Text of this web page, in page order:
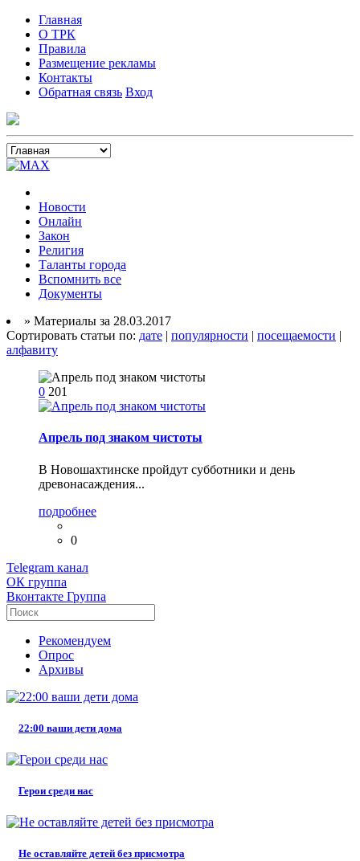
Главная
О ТРК
Правила
Размещение рекламы
Контакты
Обратная связь Вход
Новости
Онлайн
Закон
Религия
Таланты города
Вспомнить все
Документы
» Материалы за 28.03.2017
Сортировать статьи по: дате | популярности | посещаемости |
алфавиту
0 201
Апрель под знаком чистоты
В Новошахтинске пройдут субботники и день
древонасаждения...
подробнее
0
Telegram канал
ОК группа
Вконтакте Группа
Рекомендуем
Опрос
Архивы
22:00 ваши дети дома
Герои среди нас
Не оставляйте детей без присмотра